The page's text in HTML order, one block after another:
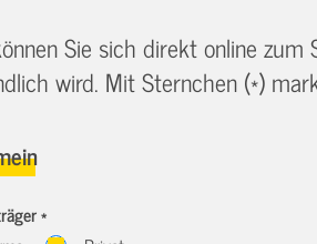
Sie sich direkt online
wird. Mit Sternchen (*)
*